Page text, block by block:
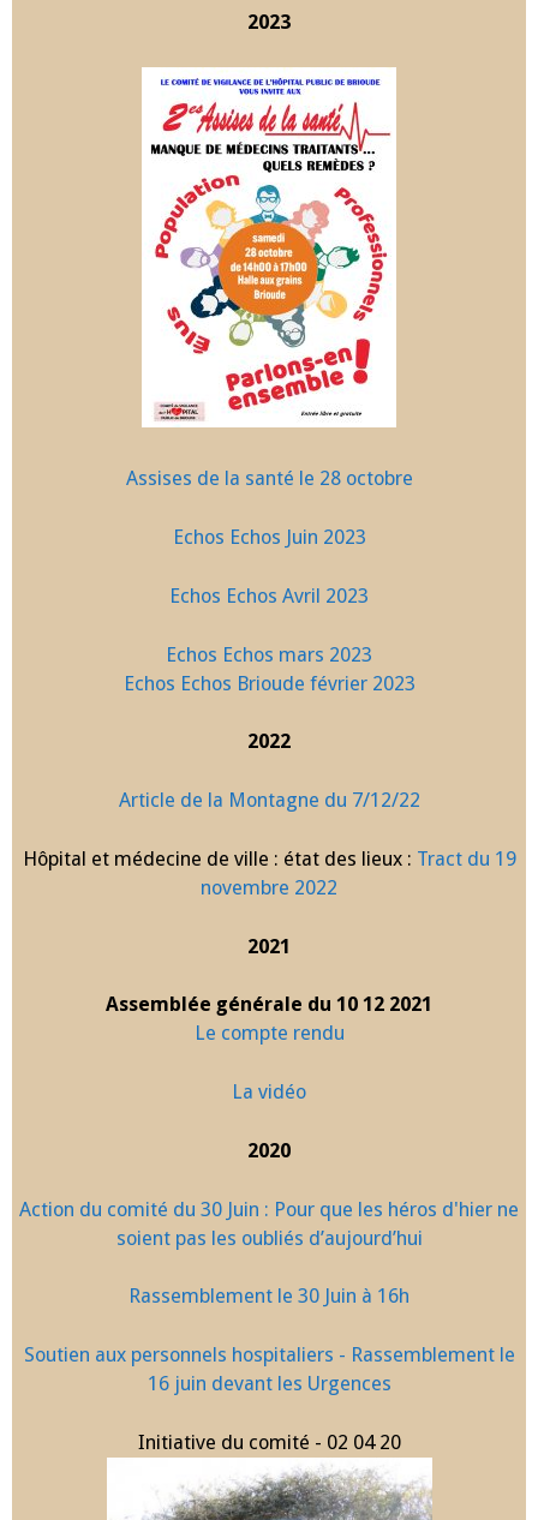
2023
Assises de la santé le 28 octobre
Echos Echos Juin 2023
Echos Echos Avril 2023
Echos Echos mars 2023
Echos Echos Brioude février 2023
2022
Article de la Montagne du 7/12/22
Hôpital et médecine de ville : état des lieux : Tract du 19
novembre 2022
2021
Assemblée générale du 10 12 2021
Le compte rendu
La vidéo
2020
Action du comité du 30 Juin : Pour que les héros d'hier ne
soient pas les oubliés d’aujourd’hui
Rassemblement le 30 Juin à 16h
Soutien aux personnels hospitaliers - Rassemblement le
16 juin devant les Urgences
Initiative du comité - 02 04 20